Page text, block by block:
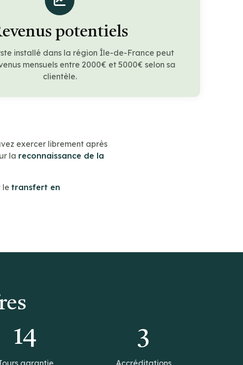
potentiels
installé dans la région Île-de-France peut
mensuels entre 2000€ et 5000€ selon sa
clientèle.
exercer librement après
la reconnaissance de la
le transfert en
14 3